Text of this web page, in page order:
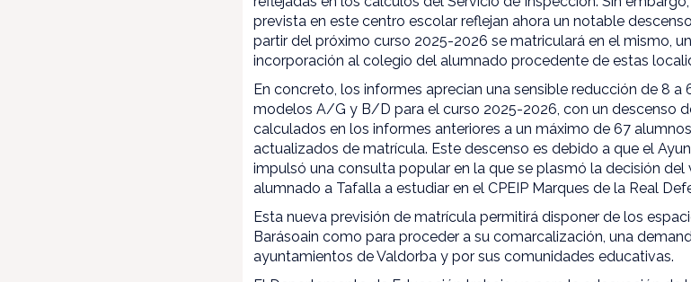
prevista en este centro escolar reflejan ahora un notable
partir del próximo curso 2025-2026 se matriculará en el mismo,
incorporación al colegio del alumnado procedente de estas
En concreto, los informes aprecian una sensible reducción de 8
modelos A/G y B/D para el curso 2025-2026, con un descenso
calculados en los informes anteriores a un máximo de 67
actualizados de matrícula. Este descenso es debido a que el
impulsó una consulta popular en la que se plasmó la decisión del
alumnado a Tafalla a estudiar en el CPEIP Marques de la Real
Esta nueva previsión de matrícula permitirá disponer de los
Barásoain como para proceder a su comarcalización, una
ayuntamientos de Valdorba y por sus comunidades educativas.